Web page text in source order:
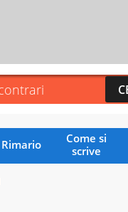
Rimario
Come si
scrive